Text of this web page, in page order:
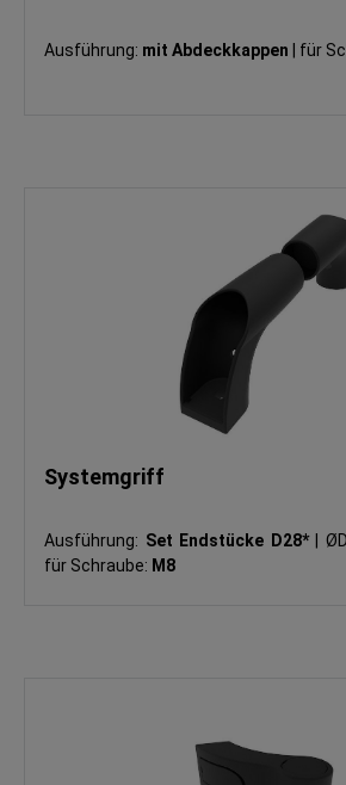
Ausführung: mit Abdeckkappen für
Systemgriff
Ausführung: Set Endstücke D28*
für Schraube: M8